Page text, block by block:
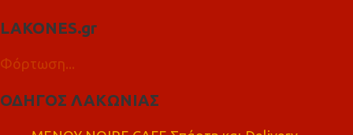
LAKONES.gr
Φόρτωση...
ΟΔΗΓΟΣ ΛΑΚΩΝΙΑΣ